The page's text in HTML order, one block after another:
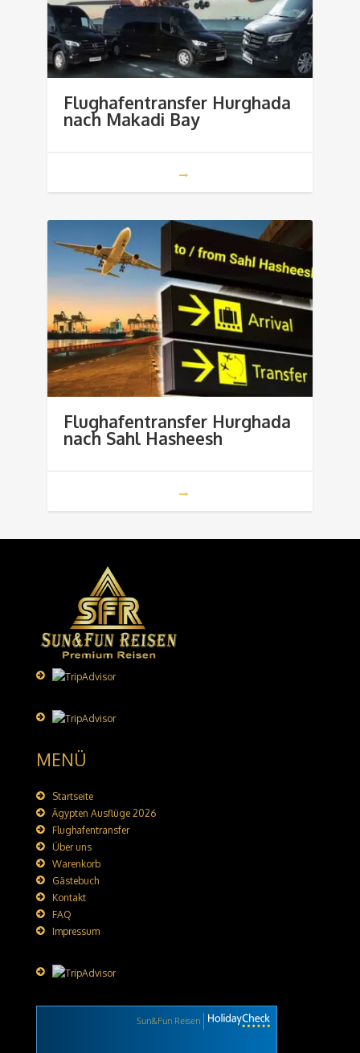
Flughafentransfer Hurghada
nach Makadi Bay
Flughafentransfer Hurghada
nach Sahl Hasheesh
MENÜ
Startseite
Ägypten Ausflüge 2026
Flughafentransfer
Über uns
Warenkorb
Gästebuch
Kontakt
FAQ
Impressum
Sun&Fun Reisen